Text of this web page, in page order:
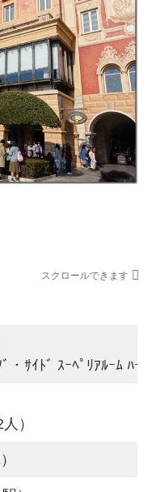
スクロールできます
ﾞ・ｻｲﾄﾞ ｽｰﾍﾟﾘｱﾙｰﾑ ﾊｰ
）